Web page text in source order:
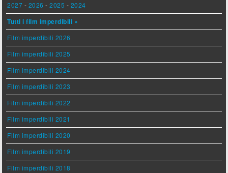
2027 - 2026 -2025 - 2024
Tutti i film imperdibili »
Film imperdibili 2026
Film imperdibili 2025
Film imperdibili 2024
Film imperdibili 2023
Film imperdibili 2022
Film imperdibili 2021
Film imperdibili 2020
Film imperdibili 2019
Film imperdibili 2018